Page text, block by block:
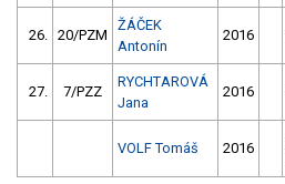
26. 20/PZM
ŽÁČEK
Antonín
2016
27. 7/PZZ
RYCHTAROVÁ
Jana
2016
VOLF Tomáš 2016